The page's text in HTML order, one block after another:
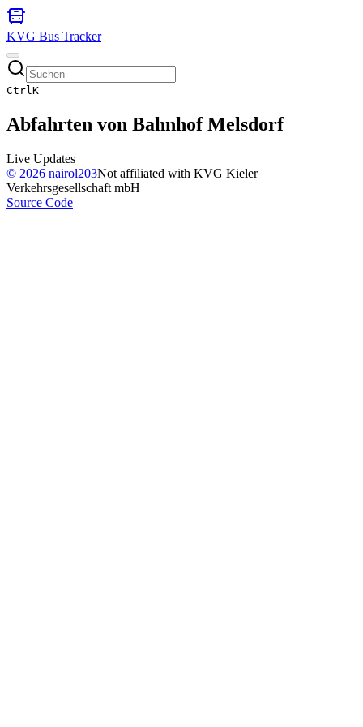
KVG Bus Tracker
CtrlK
Abfahrten von Bahnhof Melsdorf
Live Updates
© 2026 nairol203Not affiliated with KVG Kieler
Verkehrsgesellschaft mbH
Source Code